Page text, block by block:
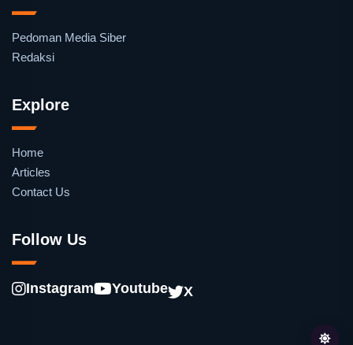
Pedoman Media Siber
Redaksi
Explore
Home
Articles
Contact Us
Follow Us
Instagram Youtube X